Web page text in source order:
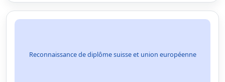
Reconnaissance de diplôme suisse et union européenne